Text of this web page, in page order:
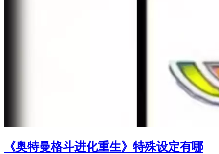
《奥特曼格斗进化重生》特殊设定有哪